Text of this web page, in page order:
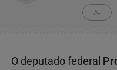
A-
O deputado federal